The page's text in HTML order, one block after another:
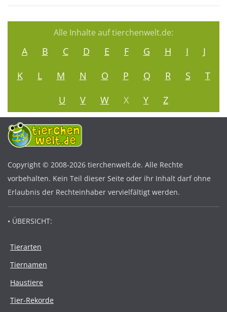
Alle Inhalte auf tierchenwelt.de:
A B C D E F G H I
J
K
L M N O P Q R S
T
U
V W X Y Z
Copyright © 2008-2026 tierchenwelt.de. Alle Rechte
vorbehalten. Kein Teil dieser Seite oder ihr Inhalt darf ohne
Erlaubnis der Rechteinhaber vervielfältigt werden.
• ÜBERSICHT:
Tierarten
Tiernamen
Haustiere
Tier-Rekorde